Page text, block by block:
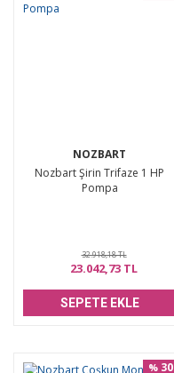
NOZBART
Nozbart Şirin Trifaze 1 HP
Pompa
32.918,18 TL
23.042,73 TL
SEPETE EKLE
% 30